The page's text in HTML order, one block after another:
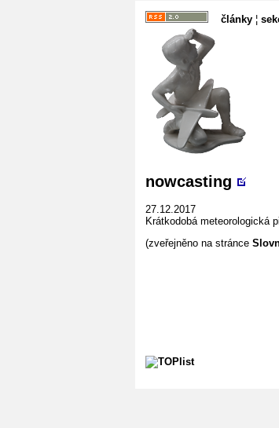
články ¦
nowcasting
27.12.2017
Krátkodobá meteorologická
(zveřejněno na stránce